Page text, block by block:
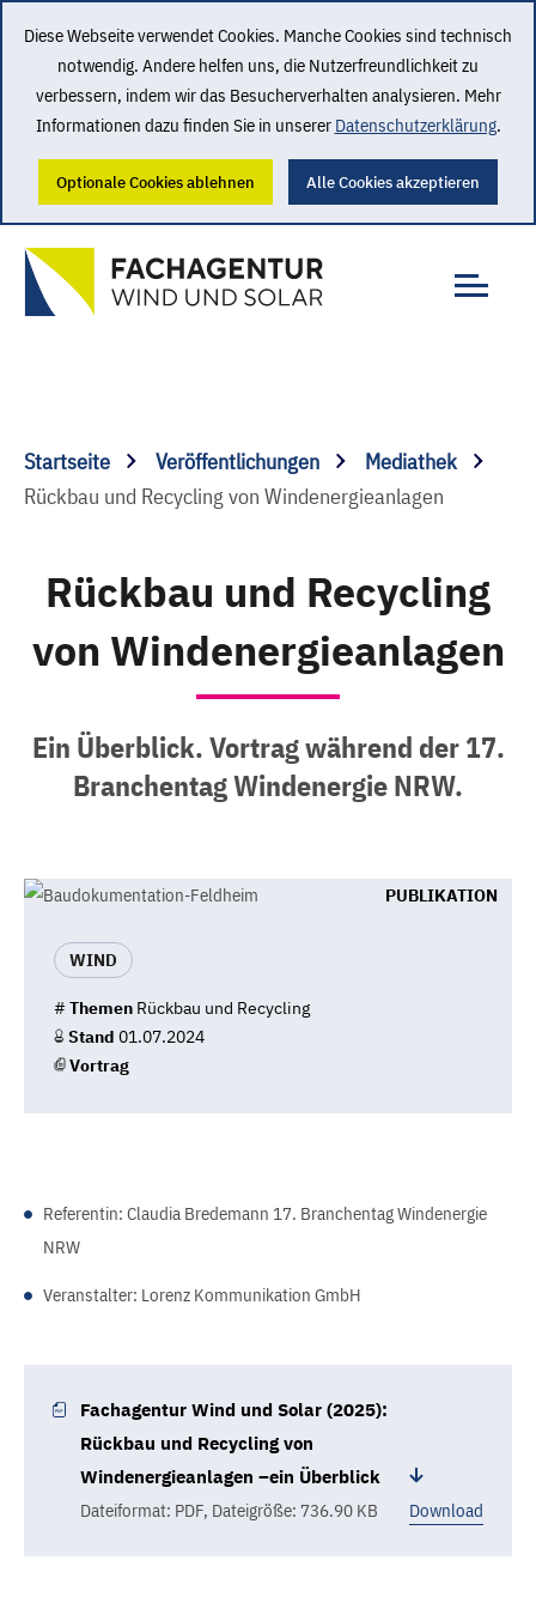
Diese Webseite verwendet Cookies. Manche Cookies sind technisch
notwendig. Andere helfen uns, die Nutzerfreundlichkeit zu
verbessern, indem wir das Besucherverhalten analysieren. Mehr
Informationen dazu finden Sie in unserer Datenschutzerklärung.
Optionale Cookies ablehnen Alle Cookies akzeptieren
Startseite Veröffentlichungen
Mediathek
Rückbau und Recycling von Windenergieanlagen
Rückbau und Recycling
von Windenergieanlagen
Ein Überblick. Vortrag während der 17.
Branchentag Windenergie NRW.
PUBLIKATION
WIND
# Themen Rückbau und Recycling
Stand 01.07.2024
Vortrag
Referentin: Claudia Bredemann 17. Branchentag Windenergie
NRW
Veranstalter: Lorenz Kommunikation GmbH
Fachagentur Wind und Solar (2025):
Rückbau und Recycling von
Windenergieanlagen –ein Überblick
Dateiformat: PDF, Dateigröße: 736.90 KB Download